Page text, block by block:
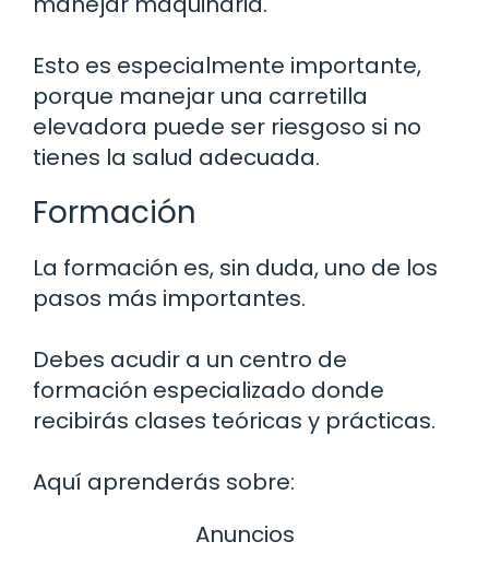
Esto es especialmente importante,
porque manejar una carretilla
elevadora puede ser riesgoso si no
tienes la salud adecuada.
Formación
La formación es, sin duda, uno de los
pasos más importantes.
Debes acudir a un centro de
formación especializado donde
recibirás clases teóricas y prácticas.
Aquí aprenderás sobre:
Anuncios